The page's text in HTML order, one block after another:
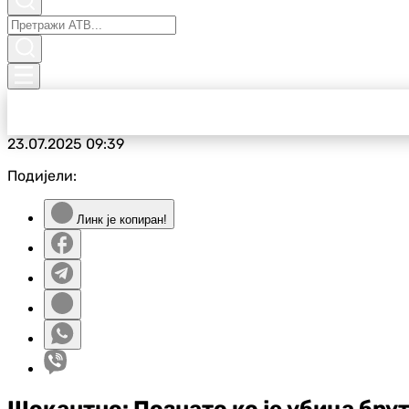
23.07.202509:39
Подијели:
Линк је копиран!